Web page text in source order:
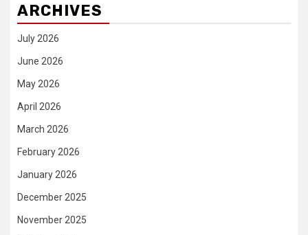
ARCHIVES
July 2026
June 2026
May 2026
April 2026
March 2026
February 2026
January 2026
December 2025
November 2025